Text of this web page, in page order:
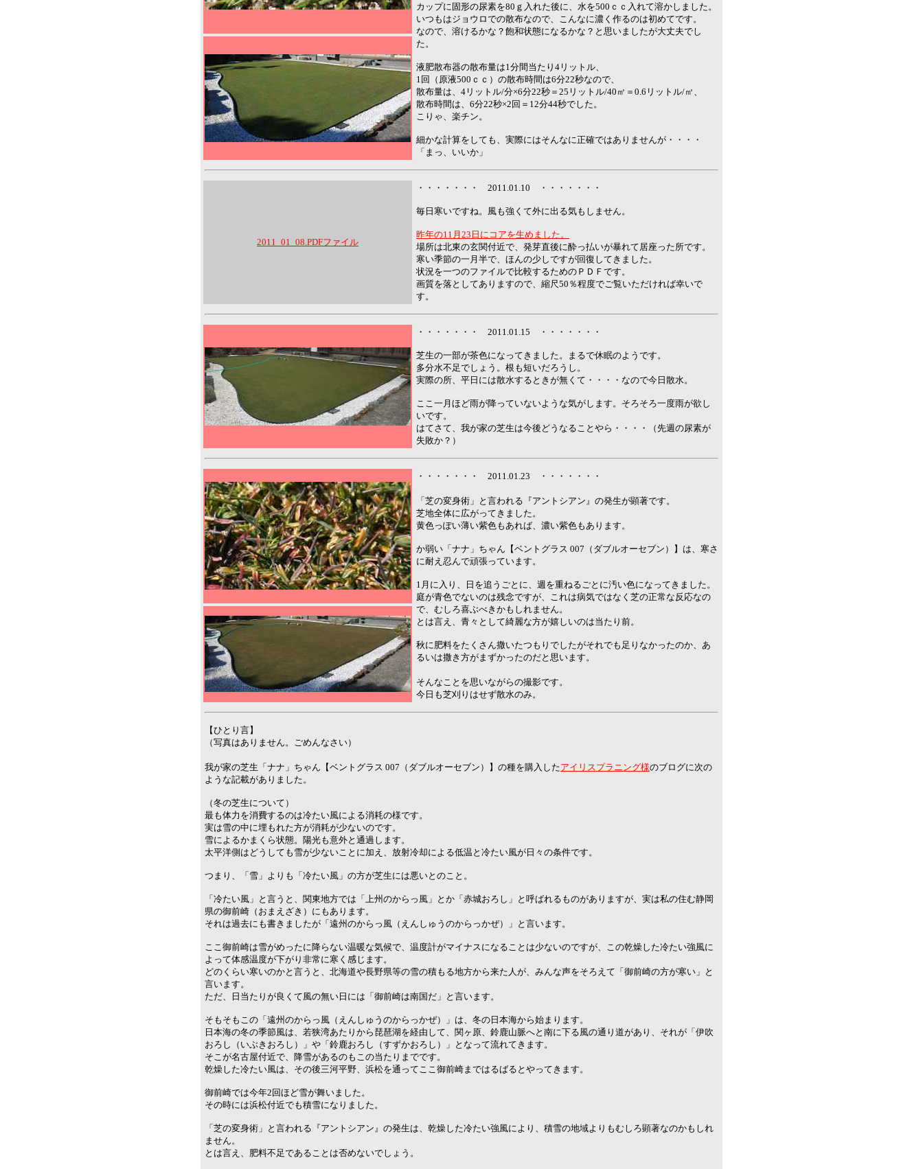
カップに固形の尿素を80ｇ入れた後に、水を500ｃｃ入れて溶かしました。
いつもはジョウロでの散布なので、こんなに濃く作るのは初めてです。
なので、溶けるかな？飽和状態になるかな？と思いましたが大丈夫でし
た。
液肥散布器の散布量は1分間当たり4リットル、
1回（原液500ｃｃ）の散布時間は6分22秒なので、
散布量は、4リットル/分×6分22秒＝25リットル/40㎡＝0.6リットル/㎡、
散布時間は、6分22秒×2回＝12分44秒でした。
こりゃ、楽チン。
細かな計算をしても、実際にはそんなに正確ではありませんが・・・・
「まっ、いいか」
2011_01_08.PDFファイル
・・・・・・・ 2011.01.10 ・・・・・・・
毎日寒いですね。風も強くて外に出る気もしません。
昨年の11月23日にコアを生めました。
場所は北東の玄関付近で、発芽直後に酔っ払いが暴れて居座った所です。
寒い季節の一月半で、ほんの少しですが回復してきました。
状況を一つのファイルで比較するためのＰＤＦです。
画質を落としてありますので、縮尺50％程度でご覧いただければ幸いで
す。
・・・・・・・ 2011.01.15 ・・・・・・・
芝生の一部が茶色になってきました。まるで休眠のようです。
多分水不足でしょう。根も短いだろうし。
実際の所、平日には散水するときが無くて・・・・なので今日散水。
ここ一月ほど雨が降っていないような気がします。そろそろ一度雨が欲し
いです。
はてさて、我が家の芝生は今後どうなることやら・・・・（先週の尿素が
失敗か？）
・・・・・・・ 2011.01.23 ・・・・・・・
「芝の変身術」と言われる『アントシアン』の発生が顕著です。
芝地全体に広がってきました。
黄色っぽい薄い紫色もあれば、濃い紫色もあります。
か弱い「ナナ」ちゃん【ベントグラス 007（ダブルオーセブン）】は、寒さ
に耐え忍んで頑張っています。
1月に入り、日を追うごとに、週を重ねるごとに汚い色になってきました。
庭が青色でないのは残念ですが、これは病気ではなく芝の正常な反応なの
で、むしろ喜ぶべきかもしれません。
とは言え、青々として綺麗な方が嬉しいのは当たり前。
秋に肥料をたくさん撒いたつもりでしたがそれでも足りなかったのか、あ
るいは撒き方がまずかったのだと思います。
そんなことを思いながらの撮影です。
今日も芝刈りはせず散水のみ。
【ひとり言】
（写真はありません。ごめんなさい）
我が家の芝生「ナナ」ちゃん【ベントグラス 007（ダブルオーセブン）】の種を購入したアイリスプラニング様のブログに次の
ような記載がありました。
（冬の芝生について）
最も体力を消費するのは冷たい風による消耗の様です。
実は雪の中に埋もれた方が消耗が少ないのです。
雪によるかまくら状態。陽光も意外と通過します。
太平洋側はどうしても雪が少ないことに加え、放射冷却による低温と冷たい風が日々の条件です。
つまり、「雪」よりも「冷たい風」の方が芝生には悪いとのこと。
「冷たい風」と言うと、関東地方では「上州のからっ風」とか「赤城おろし」と呼ばれるものがありますが、実は私の住む静岡
県の御前崎（おまえざき）にもあります。
それは過去にも書きましたが「遠州のからっ風（えんしゅうのからっかぜ）」と言います。
ここ御前崎は雪がめったに降らない温暖な気候で、温度計がマイナスになることは少ないのですが、この乾燥した冷たい強風に
よって体感温度が下がり非常に寒く感じます。
どのくらい寒いのかと言うと、北海道や長野県等の雪の積もる地方から来た人が、みんな声をそろえて「御前崎の方が寒い」と
言います。
ただ、日当たりが良くて風の無い日には「御前崎は南国だ」と言います。
そもそもこの「遠州のからっ風（えんしゅうのからっかぜ）」は、冬の日本海から始まります。
日本海の冬の季節風は、若狭湾あたりから琵琶湖を経由して、関ヶ原、鈴鹿山脈へと南に下る風の通り道があり、それが「伊吹
おろし（いぶきおろし）」や「鈴鹿おろし（すずかおろし）」となって流れてきます。
そこが名古屋付近で、降雪があるのもこの当たりまでです。
乾燥した冷たい風は、その後三河平野、浜松を通ってここ御前崎まではるばるとやってきます。
御前崎では今年2回ほど雪が舞いました。
その時には浜松付近でも積雪になりました。
「芝の変身術」と言われる『アントシアン』の発生は、乾燥した冷たい強風により、積雪の地域よりもむしろ顕著なのかもしれ
ません。
とは言え、肥料不足であることは否めないでしょう。